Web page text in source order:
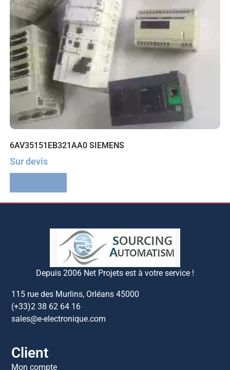
6AV35151EB321AA0 SIEMENS
Sur devis
Depuis 2006 Net Projets est à votre service !
115 rue des Murlins, Orléans 45000
(+33)2 38 62 64 16
sales@e-electronique.com
Client
Mon compte